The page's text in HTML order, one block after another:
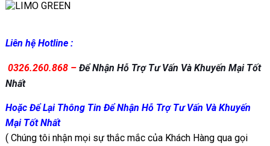
Liên hệ Hotline :
0326.260.868 –Để Nhận Hỗ Trợ Tư Vấn Và Khuyến Mại Tốt
Nhất
Hoặc Để Lại Thông Tin Để Nhận Hỗ Trợ Tư Vấn Và Khuyến
Mại Tốt Nhất
( Chúng tôi nhận mọi sự thắc mắc của Khách Hàng qua gọi